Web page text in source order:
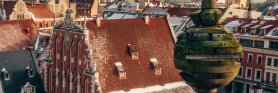
się niejedna krakowska para, czy rodzina. Zobaczcie, co dla
trzeba dobrze wykorzystać i naładować w pełni baterie! A to
krakowianie? […]